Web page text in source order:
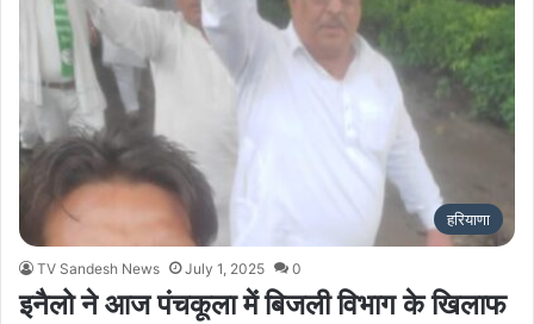
हरियाणा
TV Sandesh News July 1, 2025 0
इनैलो ने आज पंचकूला में बिजली विभाग के खिलाफ